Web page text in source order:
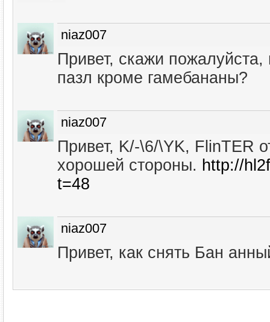
niaz007
Привет, скажи
пазл кроме гамебананы?
niaz007
Привет, K/-\6/\YK, FlinTER
хорошей стороны. http://
t=48
niaz007
Привет, как снять Бан